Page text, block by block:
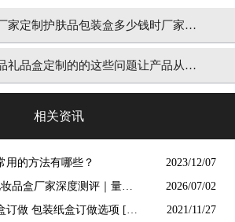
家定制护肤品包装盒多少钱时厂家不
实原因很简单[吉彩四方]
礼品盒定制的的这些问题让产品从同
相关资讯
用的方法有哪些？ 2023/12/07
品盒厂家深度测评｜量产
比
2026/07/02
订做 包装纸盒订做选项 [吉
2021/11/27